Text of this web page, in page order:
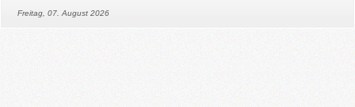
Freitag, 07. August 2026